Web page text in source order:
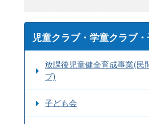
児童クラブ・学童クラブ
放課後児童健全育成事業(民
ブ)
子ども会